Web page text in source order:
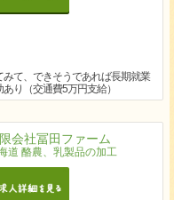
て、できそうであれば長期就業
り（交通費5万円支給）
会社冨田ファーム
道 酪農、乳製品の加工